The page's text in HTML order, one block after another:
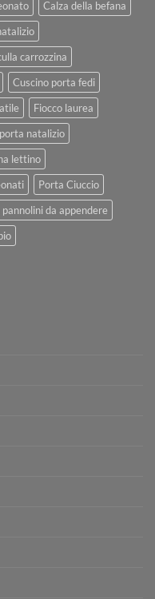
Calza della befana
carrozzina
Cuscino porta fedi
Fiocco laurea
natalizio
lettino
Porta Ciuccio
da appendere